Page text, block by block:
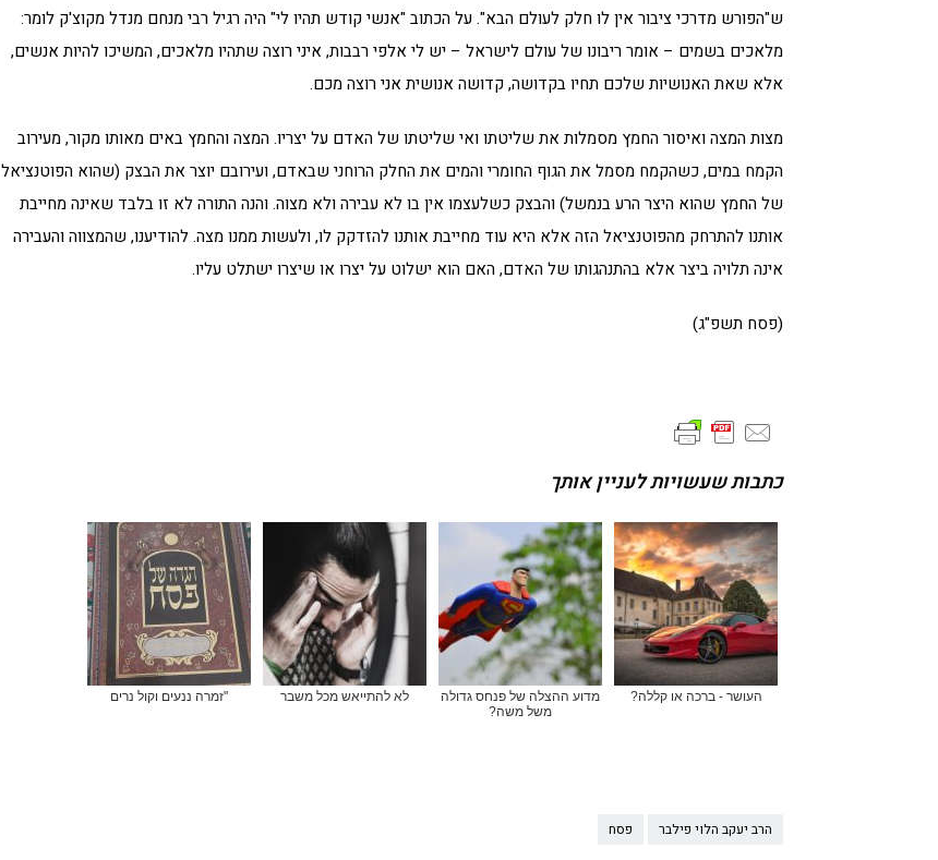
ש"הפורש מדרכי ציבור אין לו חלק לעולם הבא". על הכתוב "אנשי קודש תהיו לי" היה רגיל רבי מנחם מנדל מקוצ'ק לומר:
מלאכים בשמים – אומר ריבונו של עולם לישראל – יש לי אלפי רבבות, איני רוצה שתהיו מלאכים, המשיכו להיות אנשים,
אלא שאת האנושיות שלכם תחיו בקדושה, קדושה אנושית אני רוצה מכם.
מצות המצה ואיסור החמץ מסמלות את שליטתו ואי שליטתו של האדם על יצריו. המצה והחמץ באים מאותו מקור, מעירוב
הקמח במים, כשהקמח מסמל את הגוף החומרי והמים את החלק הרוחני שבאדם, ועירובם יוצר את הבצק (שהוא הפוטנציאל
של החמץ שהוא היצר הרע בנמשל) והבצק כשלעצמו אין בו לא עבירה ולא מצוה. והנה התורה לא זו בלבד שאינה מחייבת
אותנו להתרחק מהפוטנציאל הזה אלא היא עוד מחייבת אותנו להזדקק לו, ולעשות ממנו מצה. להודיענו, שהמצווה והעבירה
אינה תלויה ביצר אלא בהתנהגותו של האדם, האם הוא ישלוט על יצרו או שיצרו ישתלט עליו.
(פסח תשפ"ג)
כתבות שעשויות לעניין אותך
העושר - ברכה או קללה?
מדוע ההצלה של פנחס גדולה
משל משה?
לא להתייאש מכל משבר "זמרה ננעים וקול נרים
הרב יעקב הלוי פילבר פסח